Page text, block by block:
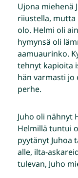
Ujona miehenä
riiustella, mutta
olo. Helmi oli
hymynsä oli
aamuaurinko.
tehnyt kapioita
hän varmasti jo
perhe.
Juho oli nähnyt
Helmillä tuntui
pyytänyt Juhoa
alle, ilta-
tulevan, Juho